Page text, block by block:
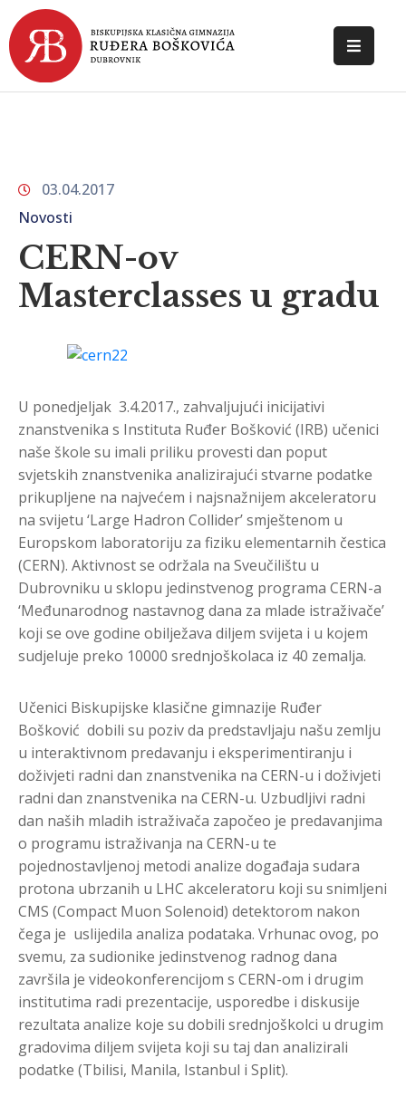
POČETNA
DOKUMENTI
KONTAKT
03.04.2017
Novosti
CERN-ov
Masterclasses u gradu
U ponedjeljak 3.4.2017., zahvaljujući inicijativi
znanstvenika s Instituta Ruđer Bošković (IRB) učenici
naše škole su imali priliku provesti dan poput
svjetskih znanstvenika analizirajući stvarne podatke
prikupljene na najvećem i najsnažnijem akceleratoru
na svijetu ‘Large Hadron Collider’ smještenom u
Europskom laboratoriju za fiziku elementarnih čestica
(CERN). Aktivnost se održala na Sveučilištu u
Dubrovniku u sklopu jedinstvenog programa CERN-a
‘Međunarodnog nastavnog dana za mlade istraživače’
koji se ove godine obilježava diljem svijeta i u kojem
sudjeluje preko 10000 srednjoškolaca iz 40 zemalja.
Učenici Biskupijske klasične gimnazije Ruđer
Bošković dobili su poziv da predstavljaju našu zemlju
u interaktivnom predavanju i eksperimentiranju i
doživjeti radni dan znanstvenika na CERN-u i doživjeti
radni dan znanstvenika na CERN-u. Uzbudljivi radni
dan naših mladih istraživača započeo je predavanjima
o programu istraživanja na CERN-u te
pojednostavljenoj metodi analize događaja sudara
protona ubrzanih u LHC akceleratoru koji su snimljeni
CMS (Compact Muon Solenoid) detektorom nakon
čega je uslijedila analiza podataka. Vrhunac ovog, po
svemu, za sudionike jedinstvenog radnog dana
završila je videokonferencijom s CERN-om i drugim
institutima radi prezentacije, usporedbe i diskusije
rezultata analize koje su dobili srednjoškolci u drugim
gradovima diljem svijeta koji su taj dan analizirali
podatke (Tbilisi, Manila, Istanbul i Split).